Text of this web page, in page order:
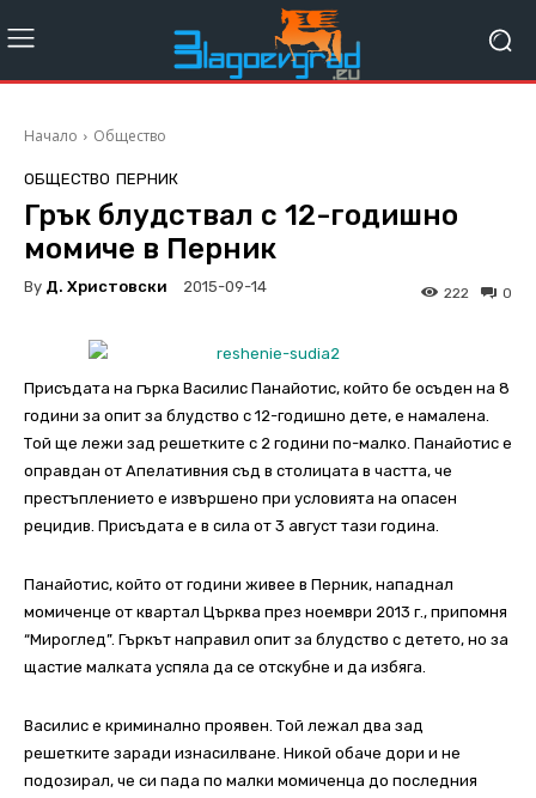
Начало Общество
ОБЩЕСТВО ПЕРНИК
Грък блудствал с 12-годишно
момиче в Перник
By Д. Христовски 2015-09-14 0
222
Присъдата на гърка Василис Панайотис, който бе осъден на 8
години за опит за блудство с 12-годишно дете, е намалена.
Той ще лежи зад решетките с 2 години по-малко. Панайотис е
оправдан от Апелативния съд в столицата в частта, че
престъплението е извършено при условията на опасен
рецидив. Присъдата е в сила от 3 август тази година.
Панайотис, който от години живее в Перник, нападнал
момиченце от квартал Църква през ноември 2013 г., припомня
“Мироглед”. Гъркът направил опит за блудство с детето, но за
щастие малката успяла да се отскубне и да избяга.
Василис е криминално проявен. Той лежал два зад
решетките заради изнасилване. Никой обаче дори и не
подозирал, че си пада по малки момиченца до последния